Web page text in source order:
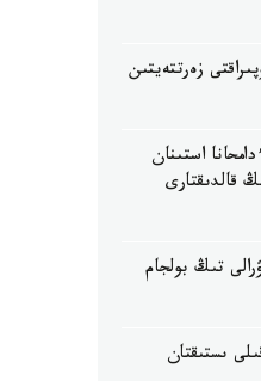
زەرتتەيتىن
استىنان
قالدىقتارى
تىڭ بولجام
ىستىقتان